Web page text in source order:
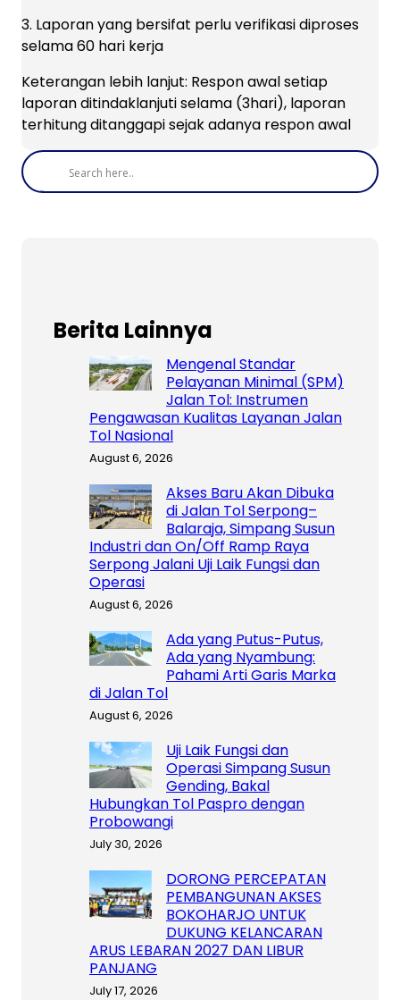
3. Laporan yang bersifat perlu verifikasi diproses
selama 60 hari kerja
Keterangan lebih lanjut: Respon awal setiap
laporan ditindaklanjuti selama (3hari), laporan
terhitung ditanggapi sejak adanya respon awal
Berita Lainnya
Mengenal Standar
Pelayanan Minimal (SPM)
Jalan Tol: Instrumen
Pengawasan Kualitas Layanan Jalan
Tol Nasional
August 6, 2026
Akses Baru Akan Dibuka
di Jalan Tol Serpong–
Balaraja, Simpang Susun
Industri dan On/Off Ramp Raya
Serpong Jalani Uji Laik Fungsi dan
Operasi
August 6, 2026
Ada yang Putus-Putus,
Ada yang Nyambung:
Pahami Arti Garis Marka
di Jalan Tol
August 6, 2026
Uji Laik Fungsi dan
Operasi Simpang Susun
Gending, Bakal
Hubungkan Tol Paspro dengan
Probowangi
July 30, 2026
DORONG PERCEPATAN
PEMBANGUNAN AKSES
BOKOHARJO UNTUK
DUKUNG KELANCARAN
ARUS LEBARAN 2027 DAN LIBUR
PANJANG
July 17, 2026